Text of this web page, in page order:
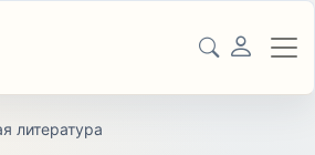
литература